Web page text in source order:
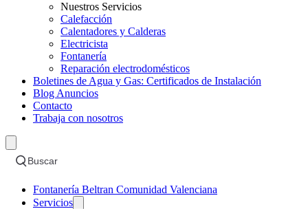
Nuestros Servicios
Calefacción
Calentadores y Calderas
Electricista
Fontanería
Reparación electrodomésticos
Boletines de Agua y Gas: Certificados de Instalación
Blog Anuncios
Contacto
Trabaja con nosotros
Buscar
Fontanería Beltran Comunidad Valenciana
Servicios